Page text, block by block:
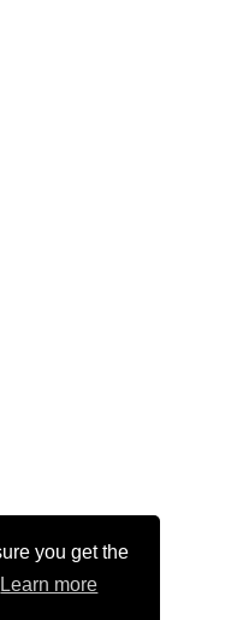
you get the
Learn more